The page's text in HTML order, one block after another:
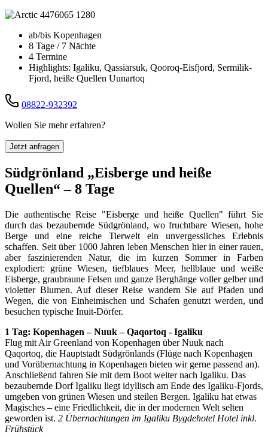
ab/bis Kopenhagen
8 Tage / 7 Nächte
4 Termine
Highlights: Igaliku, Qassiarsuk, Qooroq-Eisfjord, Sermilik-
Fjord, heiße Quellen Uunartoq
08822-932392
Wollen Sie mehr erfahren?
Jetzt anfragen
Südgrönland „Eisberge und heiße
Quellen“ – 8 Tage
Die authentische Reise "Eisberge und heiße Quellen" führt Sie
durch das bezaubernde Südgrönland, wo fruchtbare Wiesen, hohe
Berge und eine reiche Tierwelt ein unvergessliches Erlebnis
schaffen. Seit über 1000 Jahren leben Menschen hier in einer rauen,
aber faszinierenden Natur, die im kurzen Sommer in Farben
explodiert: grüne Wiesen, tiefblaues Meer, hellblaue und weiße
Eisberge, graubraune Felsen und ganze Berghänge voller gelber und
violetter Blumen. Auf dieser Reise wandern Sie auf Pfaden und
Wegen, die von Einheimischen und Schafen genutzt werden, und
besuchen typische Inuit-Dörfer.
1 Tag: Kopenhagen – Nuuk – Qaqortoq - Igaliku
Flug mit Air Greenland von Kopenhagen über Nuuk nach
Qaqortoq, die Hauptstadt Südgrönlands (Flüge nach Kopenhagen
und Vorübernachtung in Kopenhagen bieten wir gerne passend an).
Anschließend fahren Sie mit dem Boot weiter nach Igaliku. Das
bezaubernde Dorf Igaliku liegt idyllisch am Ende des Igaliku-Fjords,
umgeben von grünen Wiesen und steilen Bergen. Igaliku hat etwas
Magisches – eine Friedlichkeit, die in der modernen Welt selten
geworden ist. 2 Übernachtungen im Igaliku Bygdehotel Hotel inkl.
Frühstück